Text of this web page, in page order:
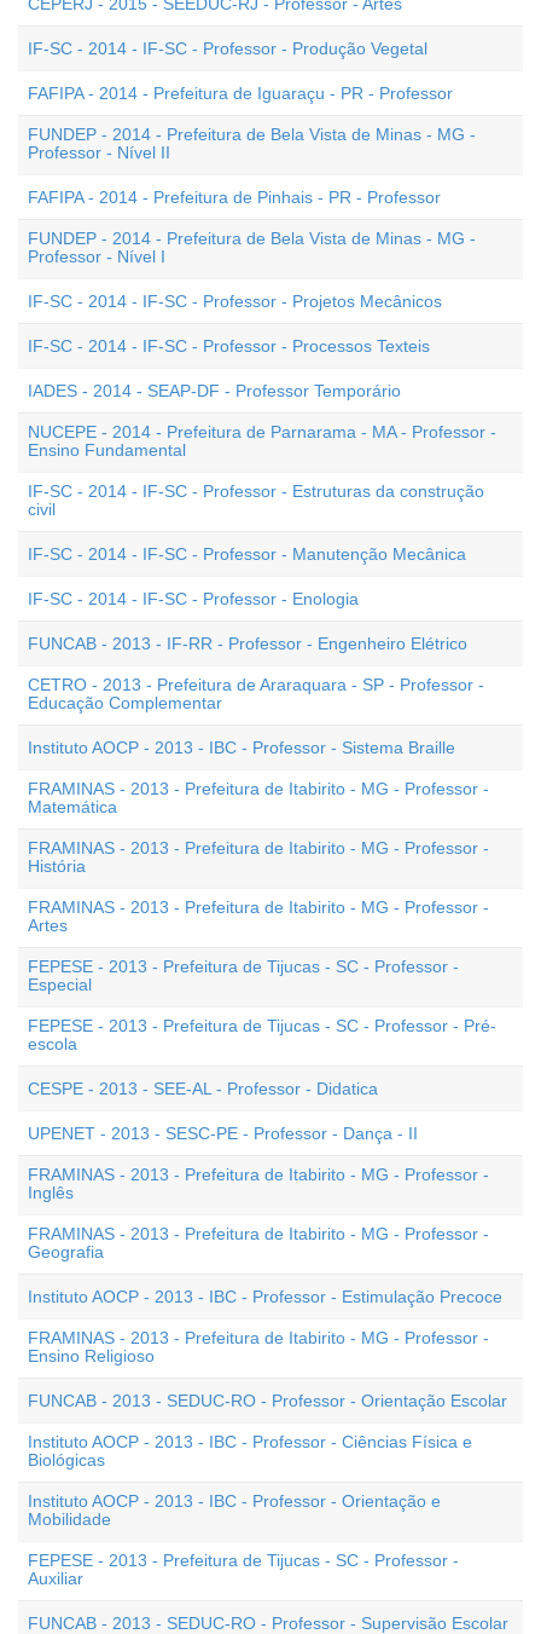
IF-SC - 2014 - IF-SC - Professor - Produção Vegetal
FAFIPA - 2014 - Prefeitura de Iguaraçu - PR - Professor
FUNDEP - 2014 - Prefeitura de Bela Vista de Minas - MG -
Professor - Nível II
FAFIPA - 2014 - Prefeitura de Pinhais - PR - Professor
FUNDEP - 2014 - Prefeitura de Bela Vista de Minas - MG -
Professor - Nível I
IF-SC - 2014 - IF-SC - Professor - Projetos Mecânicos
IF-SC - 2014 - IF-SC - Professor - Processos Texteis
IADES - 2014 - SEAP-DF - Professor Temporário
NUCEPE - 2014 - Prefeitura de Parnarama - MA - Professor -
Ensino Fundamental
IF-SC - 2014 - IF-SC - Professor - Estruturas da construção
civil
IF-SC - 2014 - IF-SC - Professor - Manutenção Mecânica
IF-SC - 2014 - IF-SC - Professor - Enologia
FUNCAB - 2013 - IF-RR - Professor - Engenheiro Elétrico
CETRO - 2013 - Prefeitura de Araraquara - SP - Professor -
Educação Complementar
Instituto AOCP - 2013 - IBC - Professor - Sistema Braille
FRAMINAS - 2013 - Prefeitura de Itabirito - MG - Professor -
Matemática
FRAMINAS - 2013 - Prefeitura de Itabirito - MG - Professor -
História
FRAMINAS - 2013 - Prefeitura de Itabirito - MG - Professor -
Artes
FEPESE - 2013 - Prefeitura de Tijucas - SC - Professor -
Especial
FEPESE - 2013 - Prefeitura de Tijucas - SC - Professor - Pré-
escola
CESPE - 2013 - SEE-AL - Professor - Didatica
UPENET - 2013 - SESC-PE - Professor - Dança - II
FRAMINAS - 2013 - Prefeitura de Itabirito - MG - Professor -
Inglês
FRAMINAS - 2013 - Prefeitura de Itabirito - MG - Professor -
Geografia
Instituto AOCP - 2013 - IBC - Professor - Estimulação Precoce
FRAMINAS - 2013 - Prefeitura de Itabirito - MG - Professor -
Ensino Religioso
FUNCAB - 2013 - SEDUC-RO - Professor - Orientação Escolar
Instituto AOCP - 2013 - IBC - Professor - Ciências Física e
Biológicas
Instituto AOCP - 2013 - IBC - Professor - Orientação e
Mobilidade
FEPESE - 2013 - Prefeitura de Tijucas - SC - Professor -
Auxiliar
FUNCAB - 2013 - SEDUC-RO - Professor - Supervisão Escolar